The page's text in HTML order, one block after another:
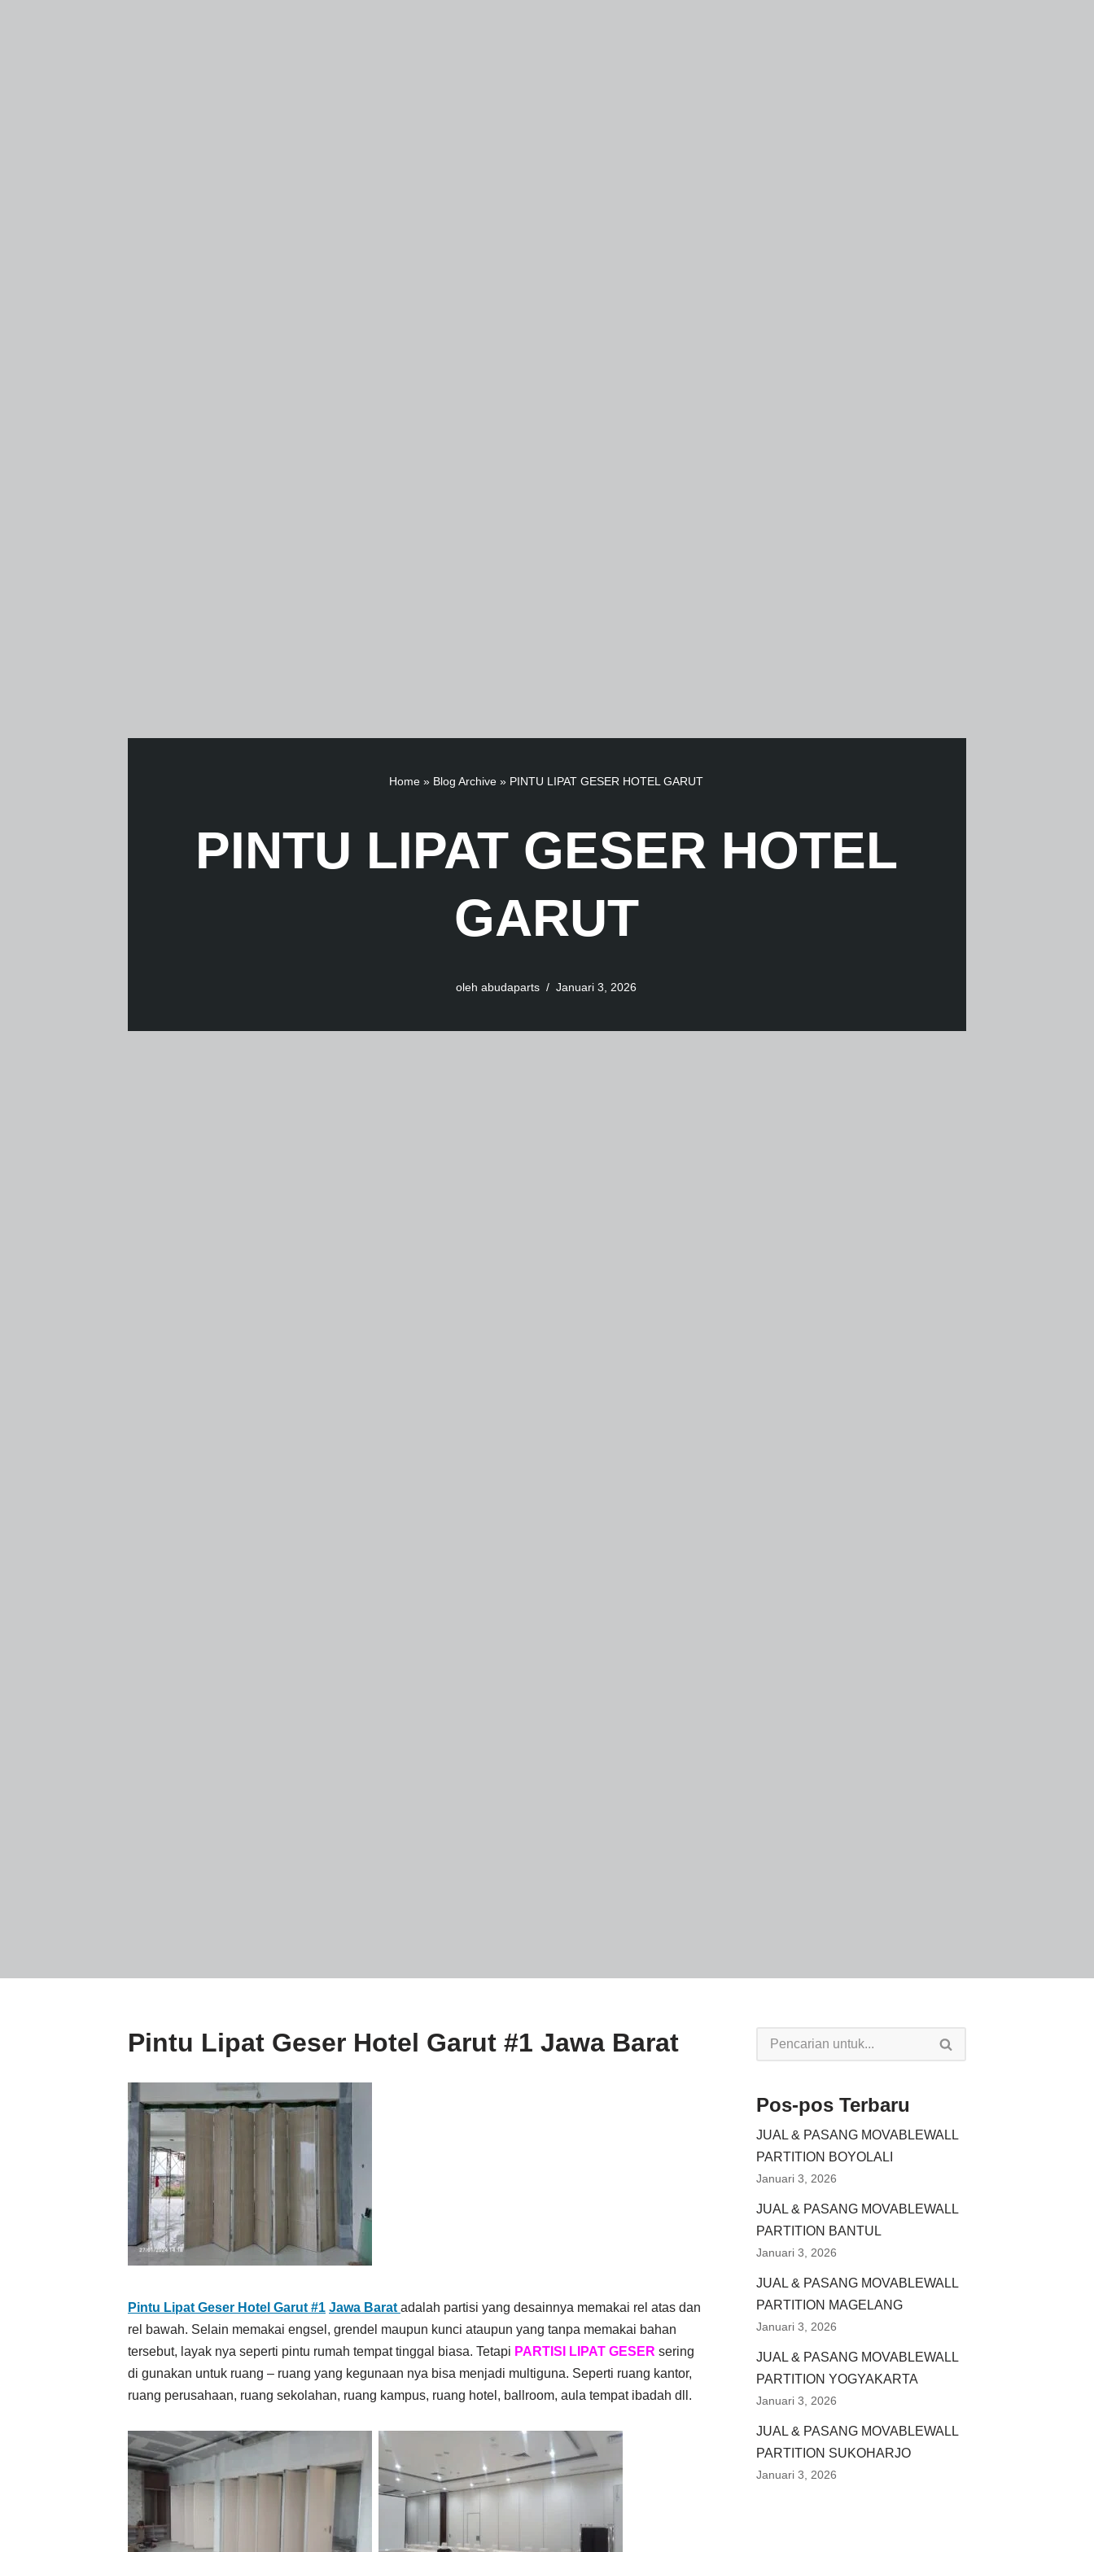
Home » Blog Archive » PINTU LIPAT GESER HOTEL GARUT
PINTU LIPAT GESER HOTEL
GARUT
oleh abudaparts Januari 3, 2026
Pintu Lipat Geser Hotel Garut #1 Jawa Barat
Pintu Lipat Geser Hotel Garut #1 Jawa Barat adalah partisi yang desainnya memakai rel atas dan
rel bawah. Selain memakai engsel, grendel maupun kunci ataupun yang tanpa memakai bahan
tersebut, layak nya seperti pintu rumah tempat tinggal biasa. Tetapi PARTISI LIPAT GESER sering
di gunakan untuk ruang – ruang yang kegunaan nya bisa menjadi multiguna. Seperti ruang kantor,
ruang perusahaan, ruang sekolahan, ruang kampus, ruang hotel, ballroom, aula tempat ibadah dll.
Pos-pos Terbaru
JUAL & PASANG MOVABLEWALL
PARTITION BOYOLALI
Januari 3, 2026
JUAL & PASANG MOVABLEWALL
PARTITION BANTUL
Januari 3, 2026
JUAL & PASANG MOVABLEWALL
PARTITION MAGELANG
Januari 3, 2026
JUAL & PASANG MOVABLEWALL
PARTITION YOGYAKARTA
Januari 3, 2026
JUAL & PASANG MOVABLEWALL
PARTITION SUKOHARJO
Januari 3, 2026